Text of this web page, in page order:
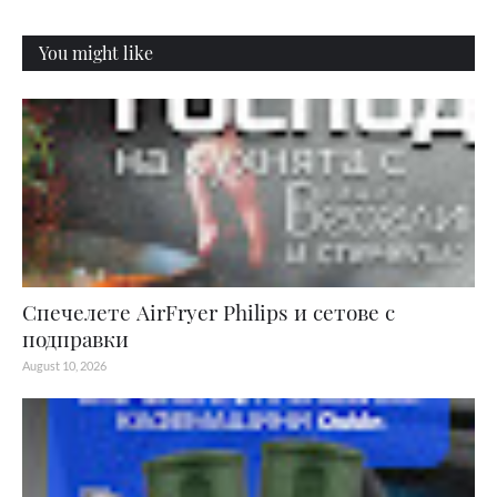
You might like
Спечелете AirFryer Philips и сетове с
подправки
August 10, 2026